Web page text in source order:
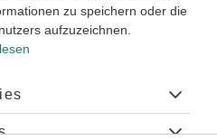
zu speichern oder die
aufzuzeichnen.